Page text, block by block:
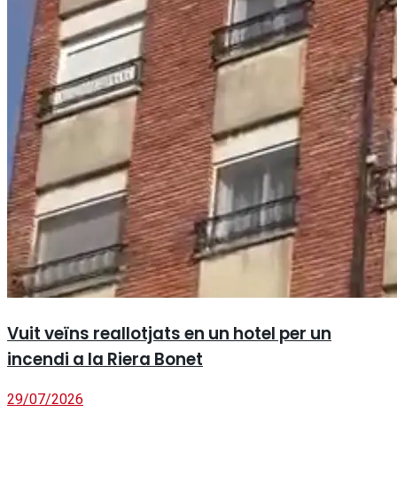
Vuit veïns reallotjats en un hotel per un
incendi a la Riera Bonet
29/07/2026